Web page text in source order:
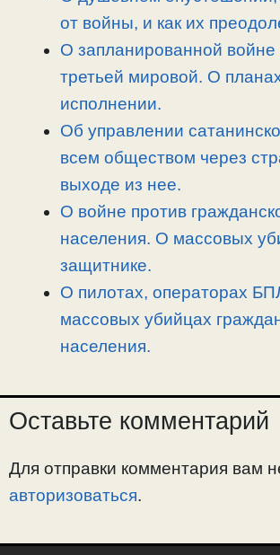
от войны, и как их
О запланированной войне
третьей мировой. О
исполнении.
Об управлении
всем обществом через
выходе из нее.
О войне против
населения. О массовых
защитнике.
О пилотах, операторах
массовых убийцах
населения.
Оставьте комментарий
Для отправки комментария вам
авторизоваться.